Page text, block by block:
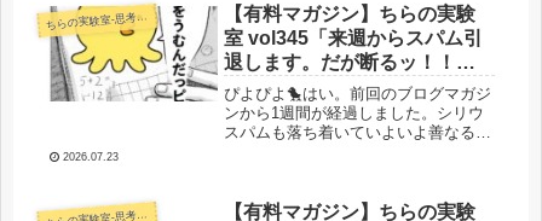
はい。前回の続きからいきます！前回
は...
ちらの実験室-思考・失敗談・リアルタイム実況等を発信します-
【有料マガジン】ちらの実験
室 vol345「来週からスパム引
退します。だが断るッ！！
（）／youtubeスパムガチりだ
した話」
ぴよぴよ🐤はい。前回のブログマガジ
ンから1週間が経過しました。シリウ
スパムも落ち着いていよいよ善なる気
わかりますとも。そうですね。ス...
2026.07.23
らの実験室-思考・失敗談・リアルタイム実況等を発信します-
【有料マガジン】ちらの実験